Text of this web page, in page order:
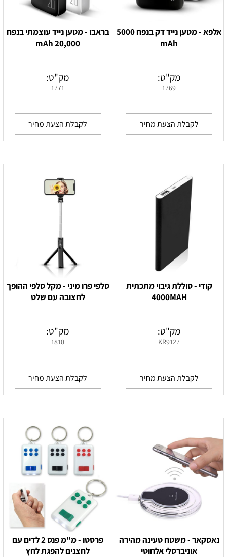
אלפא - מטען נייד דק בנפח 5000
mAh
מק"ט:
1769
לקבלת הצעת מחיר
בראבו - מטען נייד עוצמתי בנפח
20,000 mAh
מק"ט:
1771
לקבלת הצעת מחיר
קודי - סוללת גיבוי מתכתית
4000MAH
מק"ט:
KR9127
לקבלת הצעת מחיר
סלפי פרו מיני - מקל סלפי ההופך
לחצובה עם שלט
מק"ט:
1810
לקבלת הצעת מחיר
נאסקאר - משטח טעינה מהירה
אוניברסלי אלחוטי
פרסטו - מ"מ פנס 2 לדים עם
לחצנים להפגת לחץ